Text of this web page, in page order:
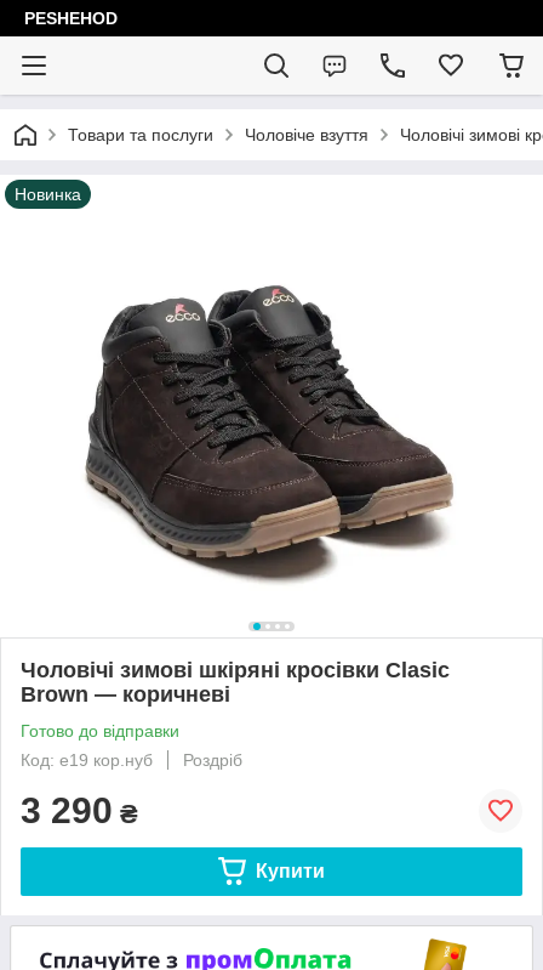
PESHEHOD
Товари та послуги Чоловіче взуття Чоловічі зимові
Новинка
Чоловічі зимові шкіряні кросівки Clasic
Brown — коричневі
Готово до відправки
Код: е19 кор.нуб
Роздріб
3 290 ₴
Купити